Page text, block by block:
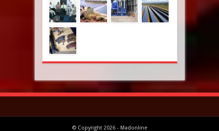
© Copyright 2026 - Madonline